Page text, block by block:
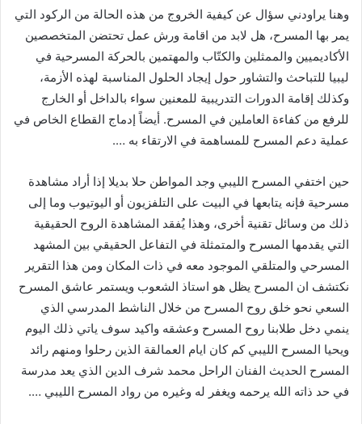
وهنا يراودني سؤال عن كيفية الخروج من هذه الحالة من الركود التي
يمر بها المسرح، هل لابد من اقامة ورش عمل تحتضن المتخصصين
الأكاديميين والممثلين والكتّاب والمهتمين بالحركة المسرحية في
ليبيا للتباحث والتشاور حول إيجاد الحلول المناسبة لهذه الأزمة،
وكذلك إقامة الدورات التدريبية للمعنين سواء بالداخل أو الخارج
للرفع من كفاءة العاملين في المسرح. أيضاً إدماج القطاع الخاص في
عملية دعم المسرح للمساهمة في الارتقاء به ….
حين اختفي المسرح الليبي وجد المواطن حلا بديلا إذا أراد مشاهدة
مسرحية فإنه يتابعها في البيت على التلفزيون أو اليوتيوب وما إلى
ذلك من وسائل تقنية أخرى، وهذا يُفقد المشاهدة الروح الحقيقية
التي يقدمها المسرح والمتمثلة في التفاعل الحقيقي بين المشهد
المسرحي والمتلقي الموجود معه في ذات المكان ومن هذا التقرير
نكتشف ان المسرح يظل هو استاذ الشعوب ويستمر عاشق المسرح
السعي نحو خلق روح المسرح من خلال الناشط المدرسي الذي
ينمي دخل طلابنا روح المسرح وعشقه واكيد سوف ياتي ذلك اليوم
ويحيا المسرح الليبي كم كان ايام العمالقة الذين رحلوا ومنهم رائد
المسرح الحديث الفنان الراحل محمد شرف الدين الذي يعد مدرسة
في حد ذاته الله يرحمه ويغفر له وغيره من رواد المسرح الليبي ….